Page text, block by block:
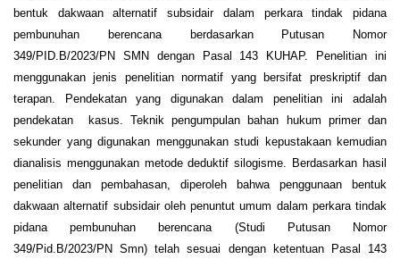
bentuk dakwaan alternatif subsidair dalam perkara tindak pidana
pembunuhan berencana berdasarkan Putusan Nomor
349/PID.B/2023/PN SMN dengan Pasal 143 KUHAP. Penelitian ini
menggunakan jenis penelitian normatif yang bersifat preskriptif dan
terapan. Pendekatan yang digunakan dalam penelitian ini adalah
pendekatan kasus. Teknik pengumpulan bahan hukum primer dan
sekunder yang digunakan menggunakan studi kepustakaan kemudian
dianalisis menggunakan metode deduktif silogisme. Berdasarkan hasil
penelitian dan pembahasan, diperoleh bahwa penggunaan bentuk
dakwaan alternatif subsidair oleh penuntut umum dalam perkara tindak
pidana pembunuhan berencana (Studi Putusan Nomor
349/Pid.B/2023/PN Smn) telah sesuai dengan ketentuan Pasal 143